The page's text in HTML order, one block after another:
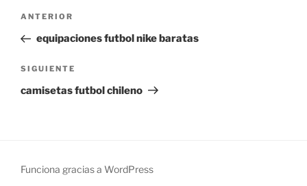
Navegación
entradas
Entrada
anterior:
ANTERIOR
equipaciones futbol nike baratas
Siguiente
entrada
SIGUIENTE
camisetas futbol chileno
Funciona gracias a WordPress